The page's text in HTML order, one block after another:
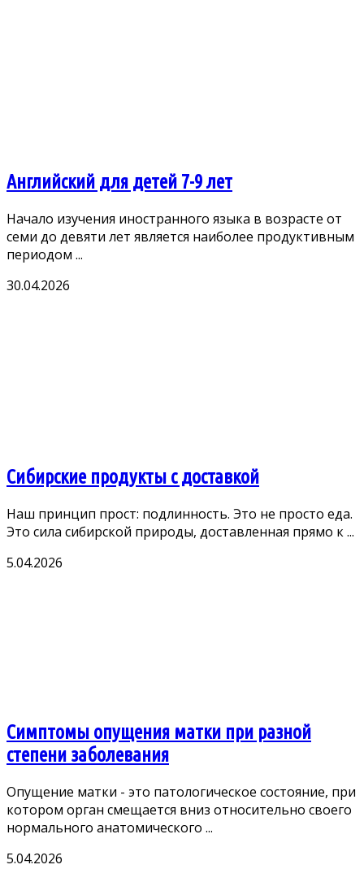
Английский для детей 7-9 лет
Начало изучения иностранного языка в возрасте от
семи до девяти лет является наиболее продуктивным
периодом ...
30.04.2026
Сибирские продукты с доставкой
Наш принцип прост: подлинность. Это не просто еда.
Это сила сибирской природы, доставленная прямо к ...
5.04.2026
Симптомы опущения матки при разной
степени заболевания
Опущение матки - это патологическое состояние, при
котором орган смещается вниз относительно своего
нормального анатомического ...
5.04.2026